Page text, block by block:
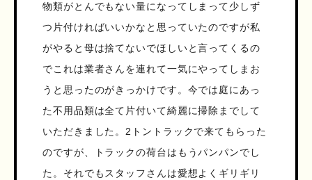
物類がとんでもない量になってしまって少しず
つ片付ければいいかなと思っていたのですが私
がやると母は捨てないでほしいと言ってくるの
でこれは業者さんを連れて一気にやってしまお
うと思ったのがきっかけです。今では庭にあっ
た不用品類は全て片付いて綺麗に掃除までして
いただきました。2トントラックで来てもらった
のですが、トラックの荷台はもうパンパンでし
た。それでもスタッフさんは愛想よくギリギリ